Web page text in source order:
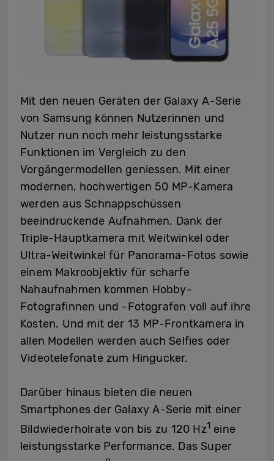
Mit den neuen Geräten der Galaxy A-Serie
von Samsung können Nutzerinnen und
Nutzer nun noch mehr leistungsstarke
Funktionen im Vergleich zu den
Vorgängermodellen geniessen. Mit einer
modernen, hochwertigen 50 MP-Kamera
werden aus Schnappschüssen
beeindruckende Aufnahmen. Dank der
Triple-Hauptkamera mit Weitwinkel oder
Ultra-Weitwinkel für Panorama-Fotos sowie
einem Makroobjektiv für scharfe
Nahaufnahmen kommen Hobby-
Fotografinnen und -Fotografen voll auf ihre
Kosten. Und mit der 13 MP-Frontkamera in
allen Modellen werden auch Selfies oder
Videotelefonate zum Hingucker.
Darüber hinaus bieten die neuen
Smartphones der Galaxy A-Serie mit einer
Bildwiederholrate von bis zu 120 Hz1eine
leistungsstarke Performance. Das Super